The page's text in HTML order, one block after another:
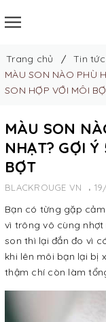
Trang chủ
Tin tức
MÀU SON NÀO PHÙ
SON HỢP VỚI MÔI
MÀU SON
NHẠT? GỢI
BỢT
BLACKROUGE VN
Bạn có từng gặp
vì trông vô cùng nhợt
son thì lại đắn đo vì
khi lên môi bạn lại bị
thậm chí còn làm